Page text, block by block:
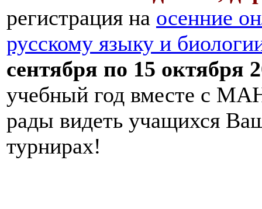
регистрация на осенние
русскому языку и
сентября по 15 октября
учебный год вместе с
рады видеть учащихся
турнирах!